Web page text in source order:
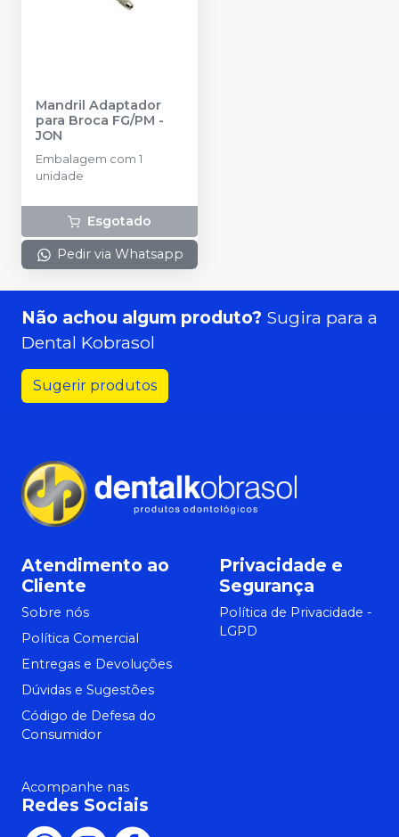
Mandril Adaptador
para Broca FG/PM -
JON
Embalagem com 1
unidade
Esgotado
Pedir via Whatsapp
Não achou algum produto? Sugira para a
Dental Kobrasol
Sugerir produtos
Atendimento ao
Cliente
Sobre nós
Política Comercial
Entregas e Devoluções
Dúvidas e Sugestões
Código de Defesa do
Consumidor
Privacidade e
Segurança
Política de Privacidade -
LGPD
Acompanhe nas
Redes Sociais